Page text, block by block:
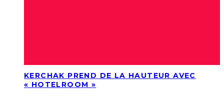
KERCHAK PREND DE LA HAUTEUR AVEC
« HOTELROOM »